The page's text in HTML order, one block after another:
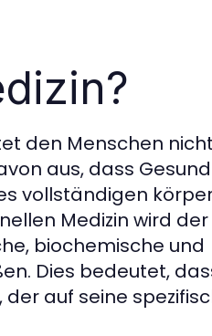
den Menschen
aus, dass
vollständigen
Medizin wird
biochemische und
Dies bedeutet,
auf seine